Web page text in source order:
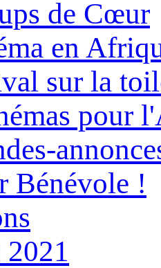
de Cœur
en
sur la
pour
Bénévole !